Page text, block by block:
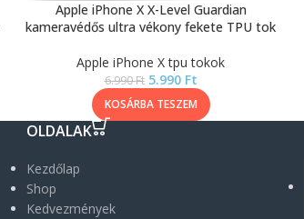
Apple iPhone X X-Level Guardian
kameravédős ultra vékony fekete TPU tok
Apple iPhone X tpu tokok
6.990Ft 5.990 Ft
KOSÁRBA TESZEM
OLDALAK
Kezdőlap
Shop
Kedvezmények